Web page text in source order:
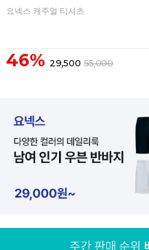
요넥스 캐주얼 티셔츠
46% 29,500 55,000